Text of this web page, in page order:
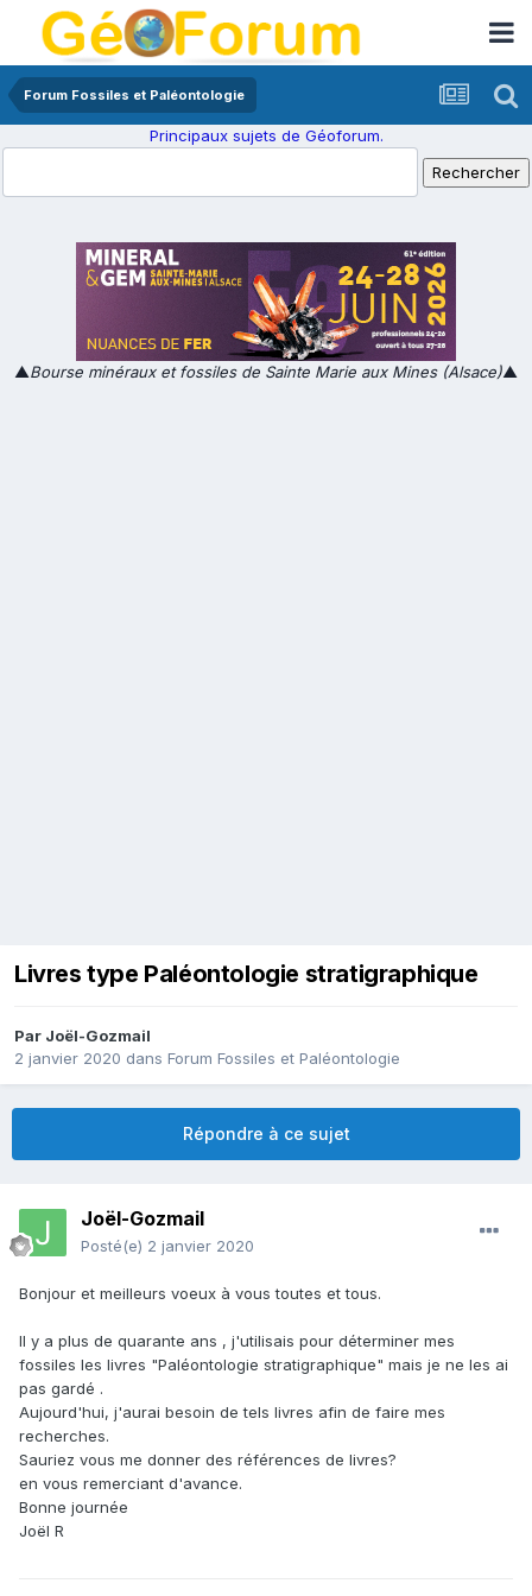
Forum Fossiles et Paléontologie
Principaux sujets de Géoforum.
▲Bourse minéraux et fossiles de Sainte Marie aux Mines (Alsace)▲
Livres type Paléontologie stratigraphique
Par Joël-Gozmail
2 janvier 2020 dans Forum Fossiles et Paléontologie
Répondre à ce sujet
Joël-Gozmail
Posté(e) 2 janvier 2020
Bonjour et meilleurs voeux à vous toutes et tous.
Il y a plus de quarante ans , j'utilisais pour déterminer mes
fossiles les livres "Paléontologie stratigraphique" mais je ne les ai
pas gardé .
Aujourd'hui, j'aurai besoin de tels livres afin de faire mes
recherches.
Sauriez vous me donner des références de livres?
en vous remerciant d'avance.
Bonne journée
Joël R